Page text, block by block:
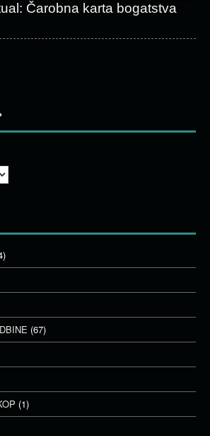
Čarobna karta bogatstva
(67)
(1)